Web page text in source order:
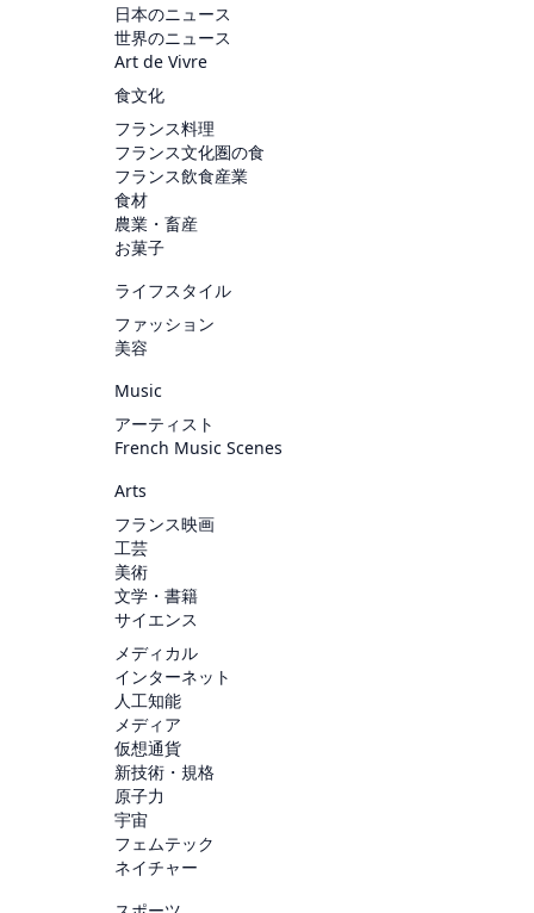
日本のニュース
世界のニュース
Art de Vivre
食文化
フランス料理
フランス文化圏の食
フランス飲食産業
食材
農業・畜産
お菓子
ライフスタイル
ファッション
美容
Music
アーティスト
French Music Scenes
Arts
フランス映画
工芸
美術
文学・書籍
サイエンス
メディカル
インターネット
人工知能
メディア
仮想通貨
新技術・規格
原子力
宇宙
フェムテック
ネイチャー